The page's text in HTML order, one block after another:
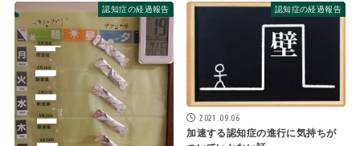
認知症の経過報告 認知症の経過報告
2021.09.06
加速する認知症の進行に気持ちが